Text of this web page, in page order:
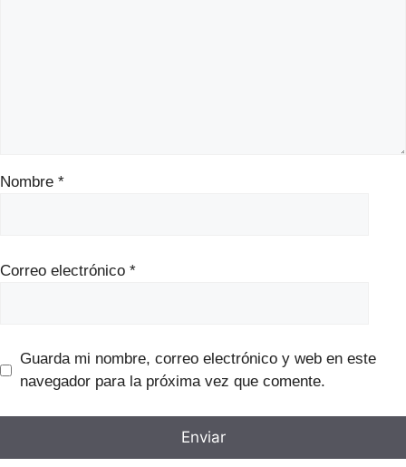
Nombre *
Correo electrónico *
Guarda mi nombre, correo electrónico y web en este
navegador para la próxima vez que comente.